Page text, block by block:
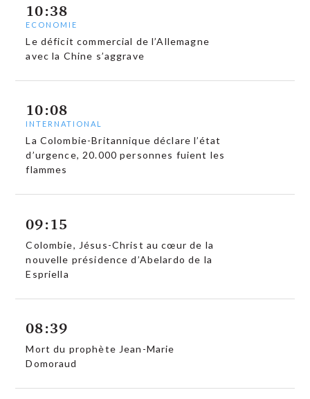
10:38
ECONOMIE
Le déficit commercial de l’Allemagne
avec la Chine s’aggrave
10:08
INTERNATIONAL
La Colombie-Britannique déclare l’état
d’urgence, 20.000 personnes fuient les
flammes
09:15
Colombie, Jésus-Christ au cœur de la
nouvelle présidence d’Abelardo de la
Espriella
08:39
Mort du prophète Jean-Marie
Domoraud